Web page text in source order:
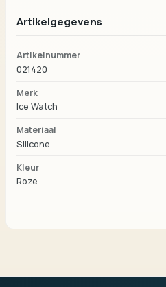
Artikelgegevens
Artikelnummer
021420
Merk
Ice Watch
Materiaal
Silicone
Kleur
Roze